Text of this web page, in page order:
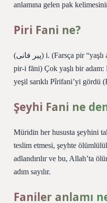
anlamına gelen pak
Piri Fani ne?
(ﭘﻴﺮ ﻓﺎﻧﻰ) i. (Farsça pіr “yaşlı adam” ve ar. fānі “ölümlü” ve
pіr-i fānі) Çok yaşlı bir
yeşil sarıklı Pîrifani’yi gördü
Şeyhi Fani ne
Müridin her hususta şeyhini
teslim etmesi, şeyhte
adlandırılır ve bu, Allah’ta
adım sayılır.
Faniler anlamı